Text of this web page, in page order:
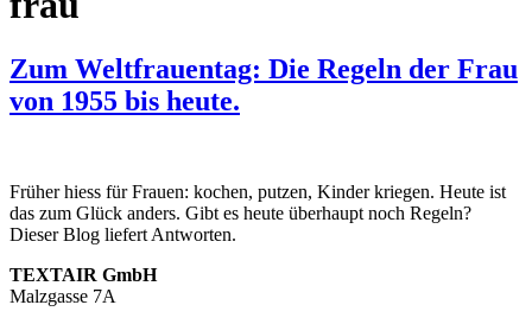
Zum Weltfrauentag: Die Regeln der Frau
von 1955 bis heute.
Früher hiess für Frauen: kochen, putzen, Kinder kriegen. Heute ist
das zum Glück anders. Gibt es heute überhaupt noch Regeln?
Dieser Blog liefert Antworten.
TEXTAIR GmbH
Malzgasse 7A